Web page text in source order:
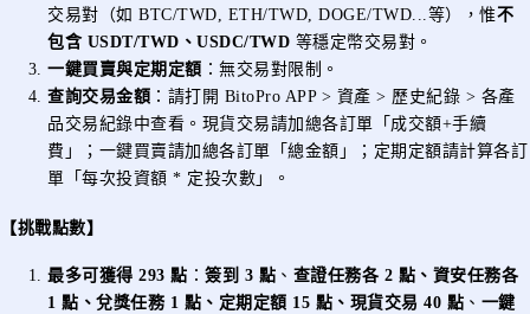
交易對（如 BTC/TWD, ETH/TWD, DOGE/TWD...等），惟不
包含 USDT/TWD、USDC/TWD 等穩定幣交易對。
一鍵買賣與定期定額 ：無交易對限制。
查詢交易金額 ：請打開 BitoPro APP > 資產 > 歷史紀錄 > 各產
品交易紀錄中查看。現貨交易請加總各訂單「成交額+手續
費」；一鍵買賣請加總各訂單「總金額」；定期定額請計算各訂
單「每次投資額 * 定投次數」。
【挑戰點數】
最多可獲得 293 點 ： 簽到 3 點 、 查證任務各 2 點、資安任務各
1 點、兌獎任務 1 點、定期定額 15 點、現貨交易 40 點 、 一鍵